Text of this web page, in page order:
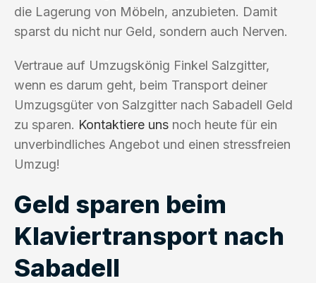
die Lagerung von Möbeln, anzubieten. Damit
sparst du nicht nur Geld, sondern auch Nerven.
Vertraue auf Umzugskönig Finkel Salzgitter,
wenn es darum geht, beim Transport deiner
Umzugsgüter von Salzgitter nach Sabadell Geld
zu sparen. Kontaktiere uns noch heute für ein
unverbindliches Angebot und einen stressfreien
Umzug!
Geld sparen beim
Klaviertransport nach
Sabadell